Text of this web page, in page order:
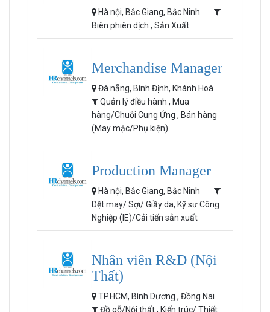
Hà nội, Bắc Giang, Bắc Ninh
Biên phiên dịch , Sản Xuất
Merchandise Manager
Đà nẵng, Bình Định, Khánh Hoà
Quản lý điều hành , Mua
hàng/Chuỗi Cung Ứng , Bán hàng
(May mặc/Phụ kiện)
Production Manager
Hà nội, Bắc Giang, Bắc Ninh
Dệt may/ Sợi/ Giầy da, Kỹ sư Công
Nghiệp (IE)/Cải tiến sản xuất
Nhân viên R&D (Nội
Thất)
TP.HCM, Bình Dương , Đồng Nai
Đồ gỗ/Nội thất , Kiến trúc/ Thiết